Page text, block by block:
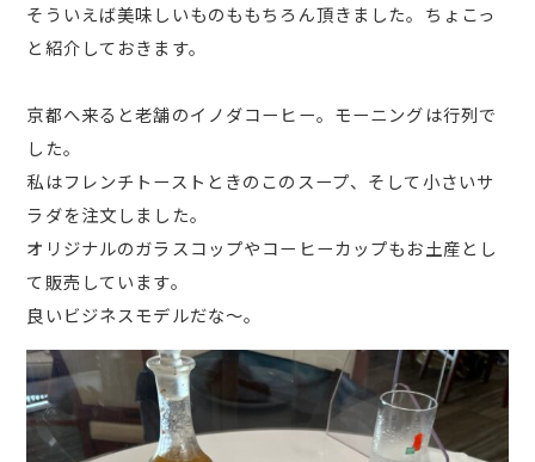
そういえば美味しいものももちろん頂きました。ちょこっ
と紹介しておきます。
京都へ来ると老舗のイノダコーヒー。モーニングは行列で
した。
私はフレンチトーストときのこのスープ、そして小さいサ
ラダを注文しました。
オリジナルのガラスコップやコーヒーカップもお土産とし
て販売しています。
良いビジネスモデルだな～。